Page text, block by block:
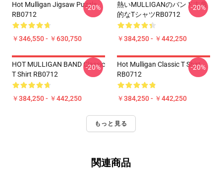
Hot Mulligan Jigsaw Puzzle
RB0712
￥346,550 - ￥630,750
-20%
熱いMULLIGANのバンド古典
的なTシャツRB0712
￥384,250 - ￥442,250
-20%
HOT MULLIGAN BAND Classic
T Shirt RB0712
￥384,250 - ￥442,250
-20%
Hot Mulligan Classic T Shirt
RB0712
￥384,250 - ￥442,250
-20%
もっと見る
関連商品